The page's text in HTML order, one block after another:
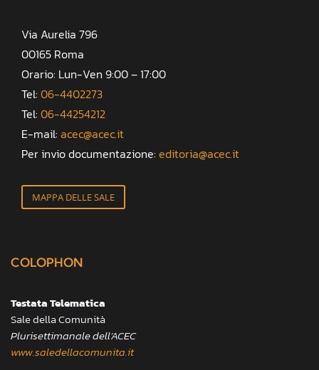
Via Aurelia 796
00165 Roma
Orario: Lun-Ven 9:00 – 17:00
Tel: 06-4402273
Tel: 06-44254212
E-mail: acec@acec.it
Per invio documentazione: editoria@acec.it
MAPPA DELLE SALE
COLOPHON
Testata Telematica
Sale della Comunità
Plurisettimanale dell’ACEC
www.saledellacomunita.it